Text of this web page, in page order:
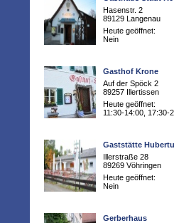
Hasenstr. 2
89129 Langenau
Heute geöffnet:
Nein
Gasthof Krone
Auf der Spöck 2
89257 Illertissen
Heute geöffnet:
11:30-14:00, 17:30-
Gaststätte
Illerstraße 28
89269 Vöhringen
Heute geöffnet:
Nein
Gerberhaus